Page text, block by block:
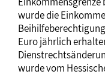
wurde die
Euro jährlich
wurde vom